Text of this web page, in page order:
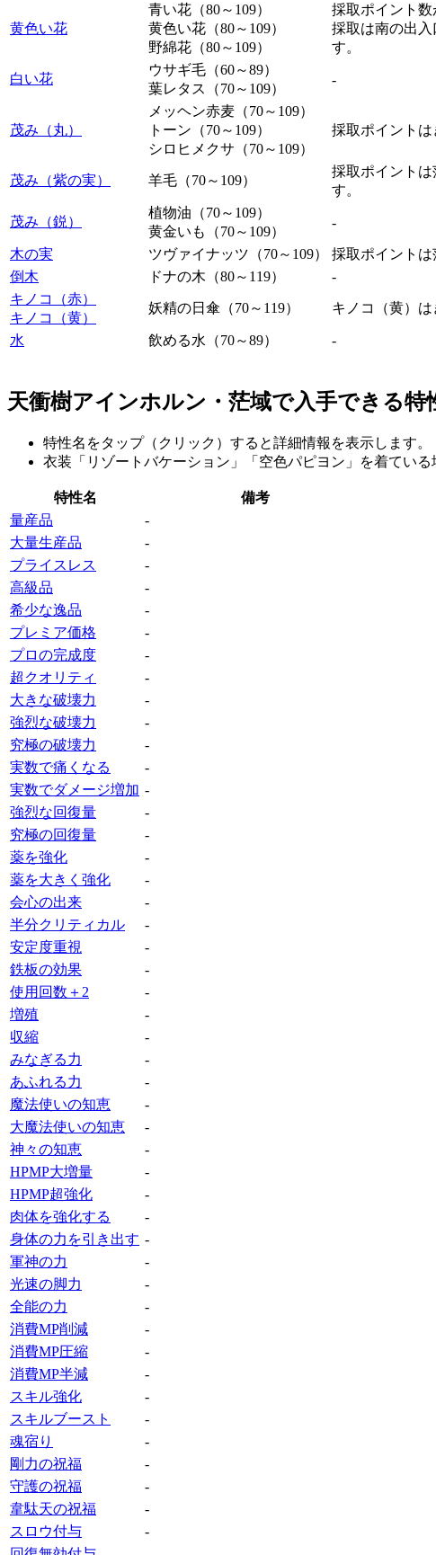
黄色い花
青い花（80～109）
黄色い花（80～109）
野綿花（80～109）
採取ポイント数
採取は南の出
す。
白い花
ウサギ毛（60～89）
葉レタス（70～109）
‐
茂み（丸）
メッヘン赤麦（70～109）
トーン（70～109）
シロヒメクサ（70～109）
採取ポイントは
茂み（紫の実） 羊毛（70～109）
採取ポイントは
す。
茂み（鋭）
植物油（70～109）
黄金いも（70～109）
‐
木の実 ツヴァイナッツ（70～109）
採取ポイントは
倒木
ドナの木（80～119）
‐
キノコ（赤）
キノコ（黄）
妖精の日傘（70～119） キノコ（黄）は
水 飲める水（70～89） ‐
天衝樹アインホルン・茫域で入手できる特
特性名をタップ（クリック）すると詳細情報を表示します。
衣装「リゾートバケーション」「空色パピヨン」を着てい
特性名
備考
量産品
‐
大量生産品
‐
プライスレス
‐
高級品
‐
希少な逸品
‐
プレミア価格
‐
プロの完成度
‐
超クオリティ
‐
大きな破壊力
‐
強烈な破壊力
‐
究極の破壊力
‐
実数で痛くなる
‐
実数でダメージ増加 ‐
強烈な回復量
‐
究極の回復量
‐
薬を強化
‐
薬を大きく強化
‐
会心の出来
‐
半分クリティカル
‐
安定度重視
‐
鉄板の効果
‐
使用回数＋2
‐
増殖
‐
収縮
‐
みなぎる力
‐
あふれる力
‐
魔法使いの知恵
‐
大魔法使いの知恵
‐
神々の知恵
‐
HPMP大増量
‐
HPMP超強化
‐
肉体を強化する
‐
身体の力を引き出す ‐
軍神の力
‐
光速の脚力
‐
全能の力
‐
消費MP削減
‐
消費MP圧縮
‐
消費MP半減
‐
スキル強化
‐
スキルブースト
‐
魂宿り
‐
剛力の祝福
‐
守護の祝福
‐
韋駄天の祝福
‐
スロウ付与
‐